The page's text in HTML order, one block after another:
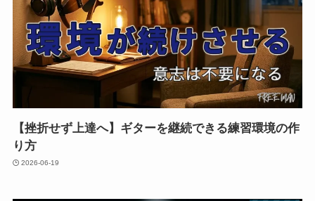
【挫折せず上達へ】ギターを継続できる練習環境の作
り方
2026-06-19